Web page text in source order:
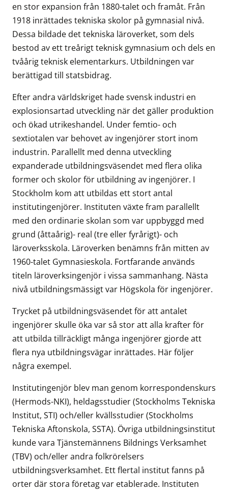
en stor expansion från 1880-talet och framåt. Från
1918 inrättades tekniska skolor på gymnasial nivå.
Dessa bildade det tekniska läroverket, som dels
bestod av ett treårigt teknisk gymnasium och dels en
tvåårig teknisk elementarkurs. Utbildningen var
berättigad till statsbidrag.
Efter andra världskriget hade svensk industri en
explosionsartad utveckling när det gäller produktion
och ökad utrikeshandel. Under femtio- och
sextiotalen var behovet av ingenjörer stort inom
industrin. Parallellt med denna utveckling
expanderade utbildningsväsendet med flera olika
former och skolor för utbildning av ingenjörer. I
Stockholm kom att utbildas ett stort antal
institutingenjörer. Instituten växte fram parallellt
med den ordinarie skolan som var uppbyggd med
grund (åttaårig)- real (tre eller fyrårigt)- och
läroverksskola. Läroverken benämns från mitten av
1960-talet Gymnasieskola. Fortfarande används
titeln läroverksingenjör i vissa sammanhang. Nästa
nivå utbildningsmässigt var Högskola för ingenjörer.
Trycket på utbildningsväsendet för att antalet
ingenjörer skulle öka var så stor att alla krafter för
att utbilda tillräckligt många ingenjörer gjorde att
flera nya utbildningsvägar inrättades. Här följer
några exempel.
Institutingenjör blev man genom korrespondenskurs
(Hermods-NKI), heldagsstudier (Stockholms Tekniska
Institut, STI) och/eller kvällsstudier (Stockholms
Tekniska Aftonskola, SSTA). Övriga utbildningsinstitut
kunde vara Tjänstemännens Bildnings Verksamhet
(TBV) och/eller andra folkrörelsers
utbildningsverksamhet. Ett flertal institut fanns på
orter där stora företag var etablerade. Instituten